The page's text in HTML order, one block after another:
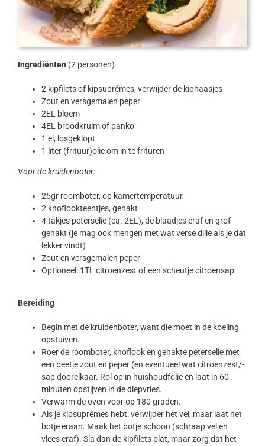
Ingrediënten (2 personen)
2 kipfilets of kipsuprêmes, verwijder de kiphaasjes
Zout en versgemalen peper
2EL bloem
4EL broodkruim of panko
1 ei, losgeklopt
1 liter (frituur)olie om in te frituren
Voor de kruidenboter:
25gr roomboter, op kamertemperatuur
2 knoflookteentjes, gehakt
4 takjes peterselie (ca. 2EL), de blaadjes eraf en grof
gehakt (je mag ook mengen met wat verse dille als je dat
lekker vindt)
Zout en versgemalen peper
Optioneel: 1TL citroenzest of een scheutje citroensap
Bereiding
Begin met de kruidenboter, want die moet in de koeling
opstuiven.
Roer de roomboter, knoflook en gehakte peterselie met
een beetje zout en peper (en eventueel wat citroenzest/-
sap doorelkaar. Rol op in huishoudfolie en laat in 60
minuten opstijven in de diepvries.
Verwarm de oven voor op 180 graden.
Als je kipsuprêmes hebt: verwijder het vel, maar laat het
botje eraan. Maak het botje schoon (schraap vel en
vlees eraf). Sla dan de kipfilets plat, maar zorg dat het